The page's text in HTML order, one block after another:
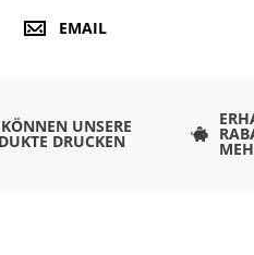
EMAIL
UNSERE
DRUCKEN